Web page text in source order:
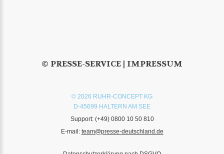
© PRESSE-SERVICE | IMPRESSUM
© 2026 RUHR-CONCEPT KG
D-45699 HALTERN AM SEE
Support: (+49) 0800 10 50 810
E-mail: team@presse-deutschland.de